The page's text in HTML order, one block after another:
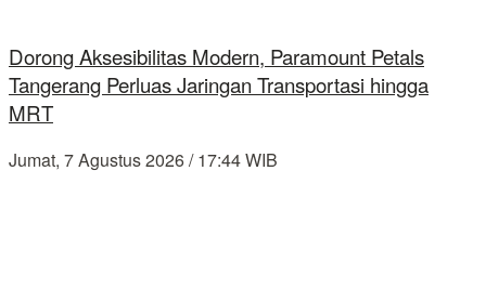
Dorong Aksesibilitas Modern, Paramount Petals
Tangerang Perluas Jaringan Transportasi hingga
MRT
Jumat, 7 Agustus 2026 / 17:44 WIB